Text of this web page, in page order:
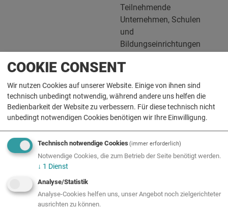
COOKIE CONSENT
Wir nutzen Cookies auf unserer Website. Einige von ihnen sind
technisch unbedingt notwendig, während andere uns helfen die
Bedienbarkeit der Website zu verbessern. Für diese technisch nicht
unbedingt notwendigen Cookies benötigen wir Ihre Einwilligung.
Technisch notwendige Cookies(immer erforderlich)
Notwendige Cookies, die zum Betrieb der Seite benötigt werden.
↓ 1 Dienst
Analyse/Statistik
Analyse-Cookies helfen uns, unser Angebot noch zielgerichteter
ausrichten zu können.
Teilnehmende
Unternehmen, Schulen
und
Bildungseinrichtungen
Vernetzung
Begeisterung für
Technik &
Nachwuchs und
zukunftsorientierten
Die Veranstaltung ist